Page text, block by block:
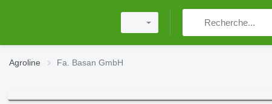
Agroline Fa. Basan GmbH